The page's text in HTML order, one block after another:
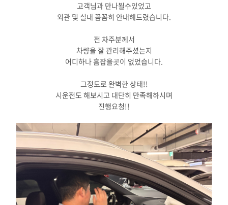
고객님과 만나뵐수있었고
외관 및 실내 꼼꼼히 안내해드렸습니다.
전 차주분께서
차량을 잘 관리해주셨는지
어디하나 흠잡을곳이 없었습니다.
그정도로 완벽한 상태!!
시운전도 해보시고 대단히 만족해하시며
진행요청!!